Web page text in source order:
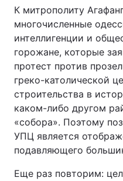
К митрополиту
многочисленные
интеллигенции и
горожане, которые
протест против
греко-католической
строительства в
каком-либо другом
«собора». Поэтому
УПЦ является
подавляющего
Еще раз повторим: